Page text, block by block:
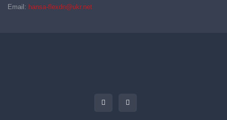
Email: hansa-flexdn@ukr.net